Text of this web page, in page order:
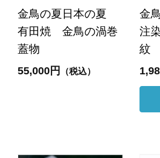
金鳥の夏日本の夏
有田焼 金鳥の渦巻
蓋物
55,000円 （税込）
金
注
紋